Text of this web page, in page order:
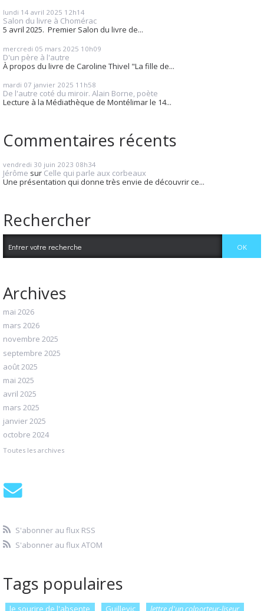
lundi 14 avril 2025 12h14
Salon du livre à Chomérac
5 avril 2025. Premier Salon du livre de...
mercredi 05 mars 2025 10h09
D'un père à l'autre
À propos du livre de Caroline Thivel "La fille de...
mardi 07 janvier 2025 11h58
De l'autre coté du miroir. Alain Borne, poète
Lecture à la Médiathèque de Montélimar le 14...
Commentaires récents
vendredi 30 juin 2023 08h34
Jérôme sur Celle qui parle aux corbeaux
Une présentation qui donne très envie de découvrir ce...
Rechercher
Archives
mai 2026
mars 2026
novembre 2025
septembre 2025
août 2025
mai 2025
avril 2025
mars 2025
janvier 2025
octobre 2024
Toutes les archives
S'abonner au flux RSS
S'abonner au flux ATOM
Tags populaires
le sourire de l'absente Guillevic
lettre d'un colporteur-liseur